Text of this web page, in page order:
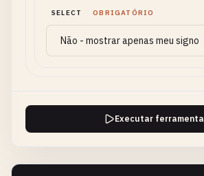
SELECT OBRIGATÓRIO
Executar ferramenta